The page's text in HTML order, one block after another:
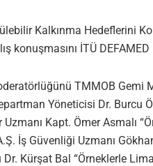
Kalkınma Hedeflerini
konuşmasını İTÜ
TMMOB Gemi
Yöneticisi Dr. Burcu
Kapt. Ömer Asmalı
İş Güvenliği Uzmanı
Kürşat Bal “Örneklerle